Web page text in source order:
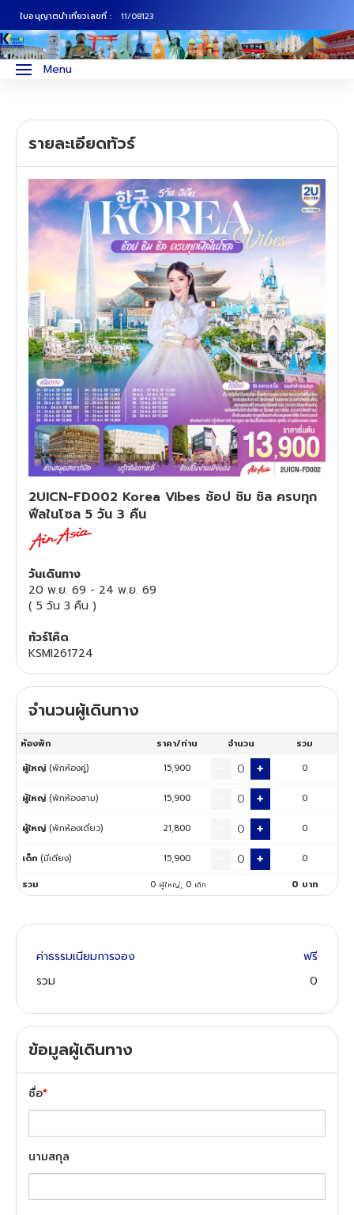
ใบอนุญาตนำเที่ยวเลขที่ : 11/08123
Menu
รายละเอียดทัวร์
2UICN-FD002 Korea Vibes ช้อป ชิม ชิล ครบทุก
ฟีลในโซล 5 วัน 3 คืน
วันเดินทาง
20 พ.ย. 69 - 24 พ.ย. 69
( 5 วัน 3 คืน )
ทัวร์โค๊ด
KSMI261724
จำนวนผู้เดินทาง
ห้องพัก ราคา/ท่าน จำนวน
รวม
ผู้ใหญ่ (พักห้องคู่) 15,900 0
ผู้ใหญ่ (พักห้องสาม) 15,900 0
ผู้ใหญ่ (พักห้องเดี่ยว) 21,800 0
เด็ก (มีเตียง) 15,900
0
รวม
0 ผู้ใหญ่, 0 เด็ก 0 บาท
ค่าธรรมเนียมการจอง
ฟรี
รวม
0
ข้อมูลผู้เดินทาง
ชื่อ*
นามสกุล
ทัวร์ญี่ปุ่น
ทัวร์ยุโรป
ทัวร์สแกนดิเนเวีย
ทัวร์จีน
ทัวร์ฮ่องกง
ทัวร์สิงคโปร์
ทัวร์ตุรเคีย
ทัวร์สวิตเซอร์แลนด์
ทัวร์พม่า
ทัวร์ลาว
ทัวร์มัลดีฟส์
ทัวร์เวียดนาม
ทัวร์อียิปต์
ทัวร์บาหลี
ทัวร์นิวซีแลนด์
ภาคเหนือ
ภาคอีสาน
ภาคตะวันตก
ภาคตะวันออก